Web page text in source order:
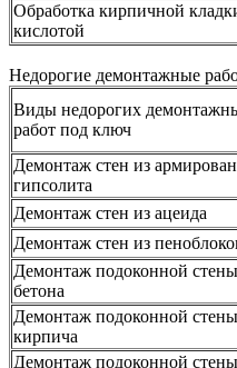
Обработка кирпичной
кислотой
Недорогие демонтажные
Виды недорогих
работ под ключ
Демонтаж стен из
гипсолита
Демонтаж стен из ацеида
Демонтаж стен из
Демонтаж подоконной
бетона
Демонтаж подоконной
кирпича
Демонтаж подоконной